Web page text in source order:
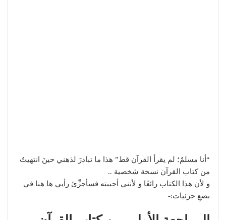
“أنا مسلمٌ؛ لم يقرأ القرآن قط” هذا ما تبادرَ لذهني حينَ انتهيتُ
من كتاب القرآن نسخة شخصية ..
و لأن هذا الكتاب رائعًا و لأنني أحببته فسأجزِّئ رأيي ها هنا في
بضعِ جزئيات:-